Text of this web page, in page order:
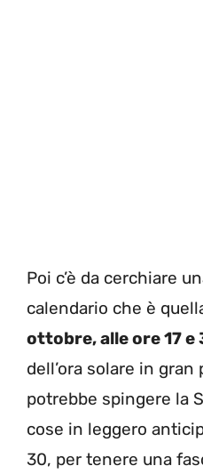
Poi c’è da cerchiare
calendario che è
ottobre, alle ore 17 e
dell’ora solare in gran
potrebbe spingere la
cose in leggero
30, per tenere una